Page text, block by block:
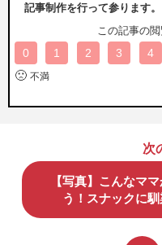
記事制作を行って参ります
この記事の
0 1 2 3 4
🙁 不満
次
【写真】こんなマ
う！スナックに